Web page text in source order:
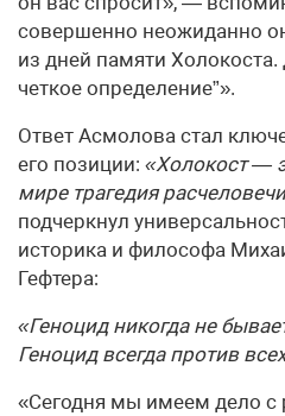
совершенно неожиданно
из дней памяти
четкое определение”».
Ответ Асмолова стал
его позиции: «Холокост —
мире трагедия
подчеркнул
историка и философа
Гефтера:
«Геноцид никогда не
Геноцид всегда против
«Сегодня мы имеем дело с